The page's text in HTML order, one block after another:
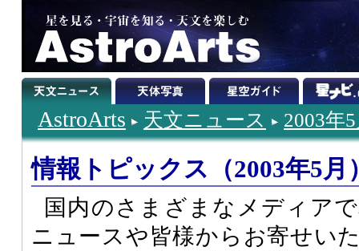
AstroArts 天文ニュース 2003年
情報トピックス（2003年5月
国内のさまざまなメディア
ニュースや皆様からお寄せい